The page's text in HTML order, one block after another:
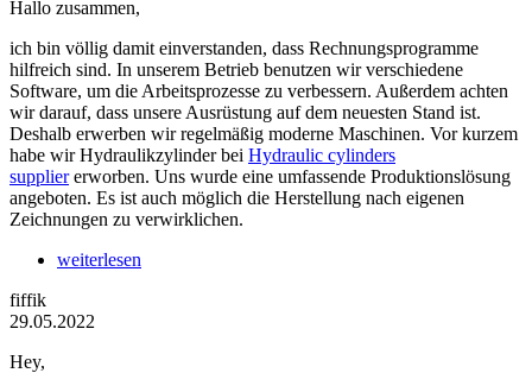
Hallo zusammen,
ich bin völlig damit einverstanden, dass Rechnungsprogramme
hilfreich sind. In unserem Betrieb benutzen wir verschiedene
Software, um die Arbeitsprozesse zu verbessern. Außerdem achten
wir darauf, dass unsere Ausrüstung auf dem neuesten Stand ist.
Deshalb erwerben wir regelmäßig moderne Maschinen. Vor kurzem
habe wir Hydraulikzylinder bei Hydraulic cylinders
suppliererworben. Uns wurde eine umfassende Produktionslösung
angeboten. Es ist auch möglich die Herstellung nach eigenen
Zeichnungen zu verwirklichen.
weiterlesen
fiffik
29.05.2022
Hey,